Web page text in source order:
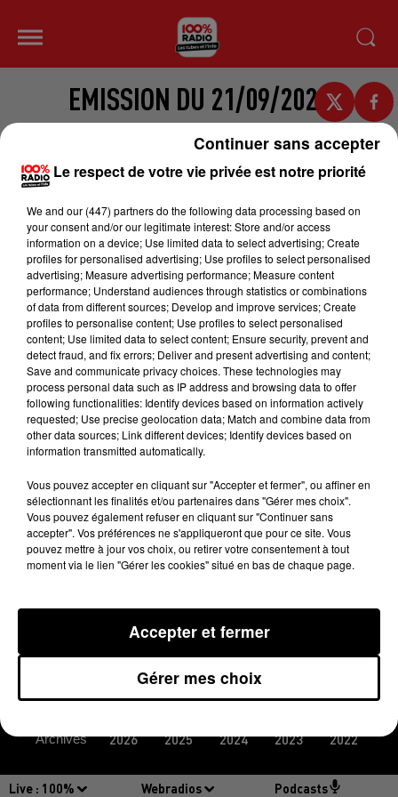
Live : 100% Webradios Podcasts
EMISSION DU 21/09/2022
CONDITIONS GÉNÉRALES D’UTILISATION
LOGO
Archives 2026 2025 2024 2023 2022
Le respect de votre vie privée est notre priorité
We and our (447) partnersdo the following data processing based on
your consent and/or our legitimate interest: Store and/or access
information on a device; Use limited data to select advertising; Create
profiles for personalised advertising; Use profiles to select personalised
advertising; Measure advertising performance; Measure content
performance; Understand audiences through statistics or combinations
of data from different sources; Develop and improve services; Create
profiles to personalise content; Use profiles to select personalised
content; Use limited data to select content; Ensure security, prevent and
detect fraud, and fix errors; Deliver and present advertising and content;
Save and communicate privacy choices. These technologies may
process personal data such as IP address and browsing data to offer
following functionalities: Identify devices based on information actively
requested; Use precise geolocation data; Match and combine data from
other data sources; Link different devices; Identify devices based on
information transmitted automatically.
Vous pouvez accepter en cliquant sur "Accepter et fermer", ou affiner en
sélectionnant les finalités et/ou partenaires dans "Gérer mes choix".
Vous pouvez également refuser en cliquant sur "Continuer sans
accepter". Vos préférences ne s'appliqueront que pour ce site. Vous
pouvez mettre à jour vos choix, ou retirer votre consentement à tout
moment via le lien "Gérer les cookies" situé en bas de chaque page.
Gérer mes choix
Accepter et fermer
Continuer sans accepter